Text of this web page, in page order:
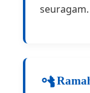
seuragam.